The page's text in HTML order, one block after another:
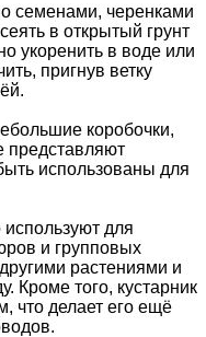
семенами, черенками
в открытый грунт
укоренить в воде или
пригнув ветку
коробочки,
представляют
использованы для
для
и групповых
растениями и
Кроме того, кустарник
что делает его ещё